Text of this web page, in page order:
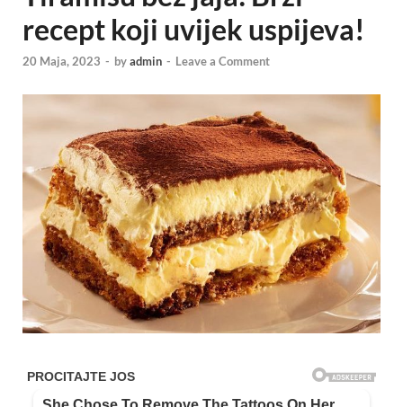
recept koji uvijek uspijeva!
20 Maja, 2023 - byadmin - Leave a Comment